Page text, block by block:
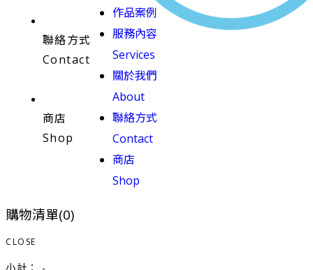
聯絡方式
Contact
商店
Shop
作品案例
服務內容
Services
關於我們
About
聯絡方式
Contact
商店
Shop
購物清單(0)
CLOSE